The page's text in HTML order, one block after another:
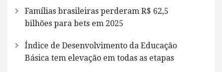
Famílias brasileiras perderam R$ 62,5
bilhões para bets em 2025
Índice de Desenvolvimento da Educação
Básica tem elevação em todas as etapas